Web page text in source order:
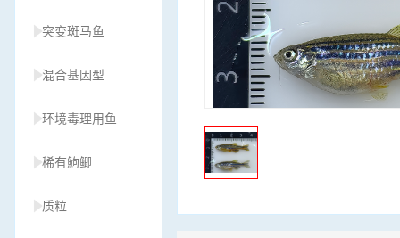
突变斑马鱼
混合基因型
环境毒理用鱼
稀有鮈鲫
质粒